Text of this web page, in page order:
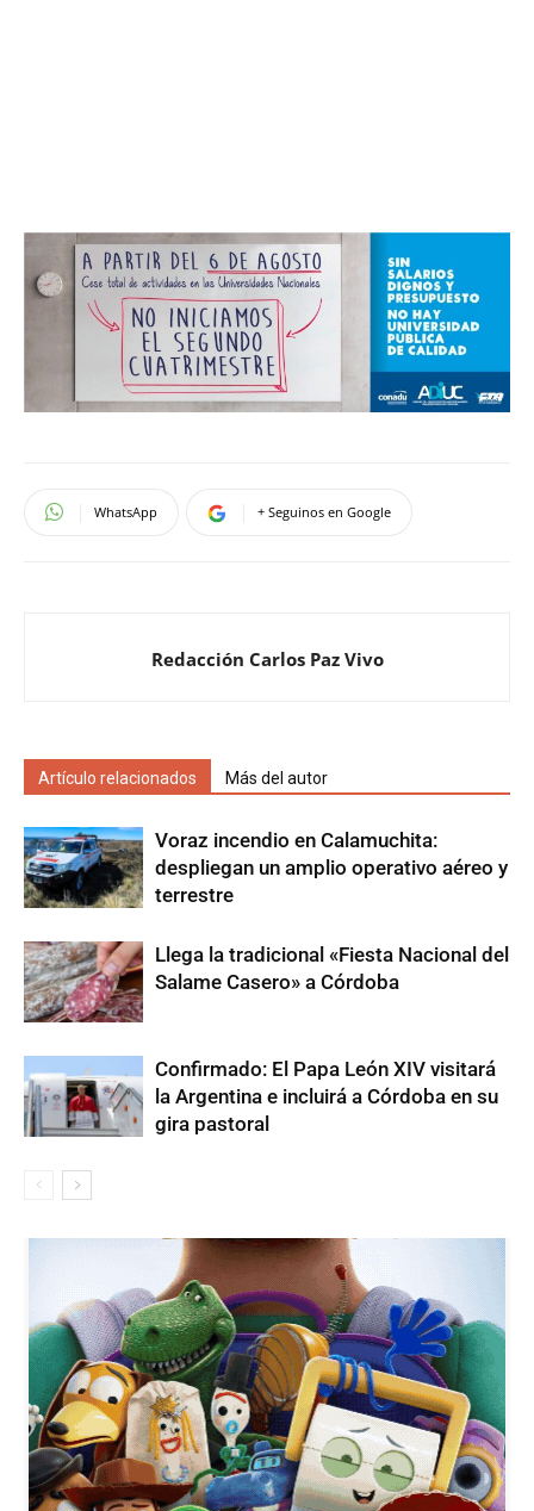
WhatsApp + Seguinos en Google
Redacción Carlos Paz Vivo
Artículo relacionados Más del autor
Voraz incendio en Calamuchita:
despliegan un amplio operativo aéreo y
terrestre
Llega la tradicional «Fiesta Nacional del
Salame Casero» a Córdoba
Confirmado: El Papa León XIV visitará
la Argentina e incluirá a Córdoba en su
gira pastoral